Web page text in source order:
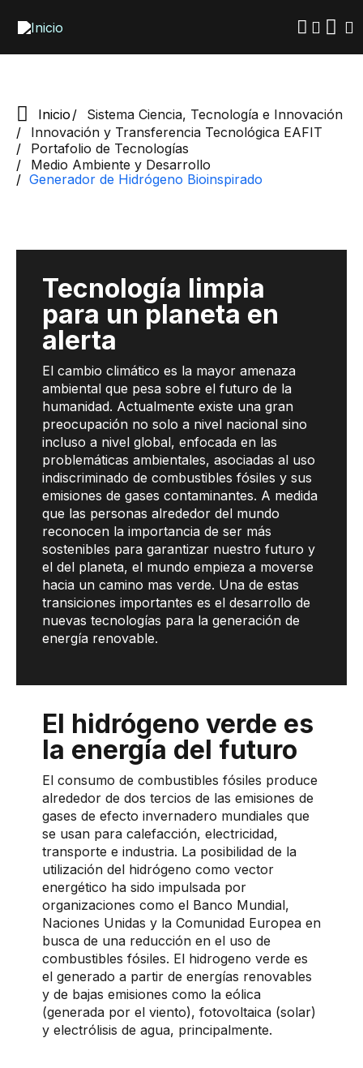
contenido
Inicio
Sistema Ciencia, Tecnología e Innovación
Innovación y Transferencia Tecnológica EAFIT
Portafolio de Tecnologías
Medio Ambiente y Desarrollo
Generador de Hidrógeno Bioinspirado
Tecnología limpia
para un planeta en
alerta
El cambio climático es la mayor amenaza
ambiental que pesa sobre el futuro de la
humanidad. Actualmente existe una gran
preocupación no solo a nivel nacional sino
incluso a nivel global, enfocada en las
problemáticas ambientales, asociadas al uso
indiscriminado de combustibles fósiles y sus
emisiones de gases contaminantes. A medida
que las personas alrededor del mundo
reconocen la importancia de ser más
sostenibles para garantizar nuestro futuro y
el del planeta, el mundo empieza a moverse
hacia un camino mas verde. Una de estas
transiciones importantes es el desarrollo de
nuevas tecnologías para la generación de
energía renovable.
El hidrógeno verde es
la energía del futuro
El consumo de combustibles fósiles produce
alrededor de dos tercios de las emisiones de
gases de efecto invernadero mundiales que
se usan para calefacción, electricidad,
transporte e industria. La posibilidad de la
utilización del hidrógeno como vector
energético ha sido impulsada por
organizaciones como el Banco Mundial,
Naciones Unidas y la Comunidad Europea en
busca de una reducción en el uso de
combustibles fósiles. El hidrogeno verde es
el generado a partir de energías renovables
y de bajas emisiones como la eólica
(generada por el viento), fotovoltaica (solar)
y electrólisis de agua, principalmente.